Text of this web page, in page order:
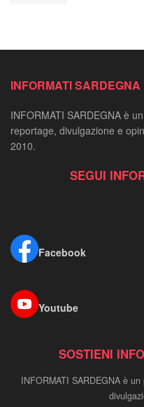
INFORMATI SARDEGNA
INFORMATI SARDEGNA è
reportage, divulgazione e
2010.
SEGUI
Facebook
Youtube
SOSTIENI
INFORMATI SARDEGNA è